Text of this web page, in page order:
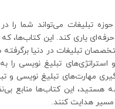
تبلیغات می‌تواند شما را
یاری کند. این کتاب‌ها، که
تبلیغات در دنیا برگرفته
تبلیغ نویسی را
مهارت‌های تبلیغ نویسی و
این کتاب‌ها منابع
مسیر هدایت کنند.